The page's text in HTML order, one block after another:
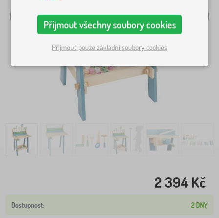
2 394 Kč
2 DNY
Přijmout všechny soubory cookies
Přijmout pouze základní soubory cookies